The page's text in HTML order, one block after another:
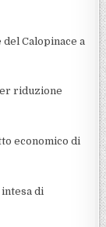
Calopinace a
riduzione
economico di
di